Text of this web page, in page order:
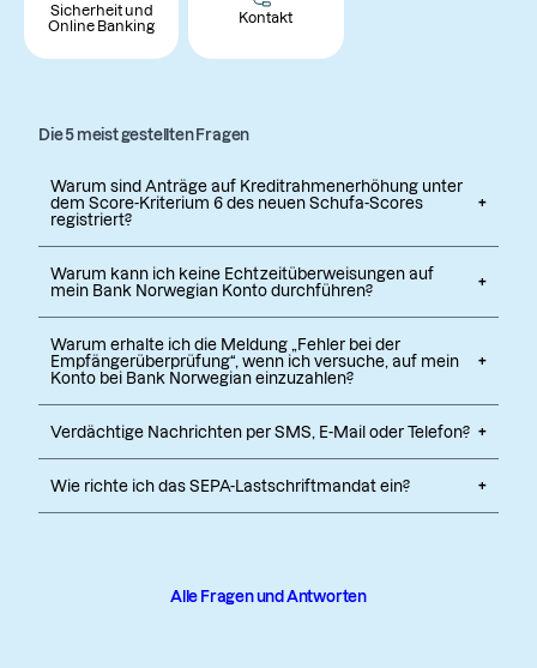
Sicherheit und
Online Banking
Kontakt
Die 5 meist gestellten Fragen
Warum sind Anträge auf Kreditrahmenerhöhung unter
dem Score-Kriterium 6 des neuen Schufa-Scores
registriert?
Warum kann ich keine Echtzeitüberweisungen auf
mein Bank Norwegian Konto durchführen?
Warum erhalte ich die Meldung „Fehler bei der
Empfängerüberprüfung“, wenn ich versuche, auf mein
Konto bei Bank Norwegian einzuzahlen?
Verdächtige Nachrichten per SMS, E-Mail oder Telefon?
Wie richte ich das SEPA-Lastschriftmandat ein?
Alle Fragen und Antworten